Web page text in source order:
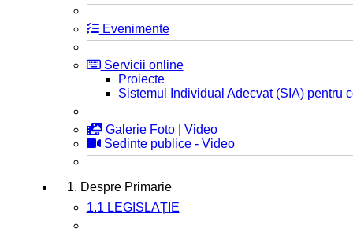
Evenimente
Servicii online
Proiecte
Sistemul Individual Adecvat (SIA) pentru
Galerie Foto | Video
Sedinte publice - Video
1. Despre Primarie
1.1 LEGISLAȚIE